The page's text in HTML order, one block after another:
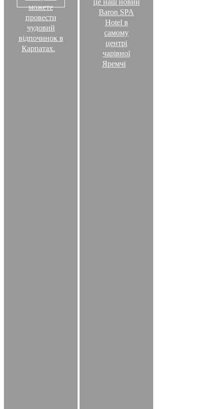
можете
провести
чудовий
відпочинок в
Карпатах.
це наш новий
Baron SPA
Hotel в
самому
центрі
чарівної
Яремчі